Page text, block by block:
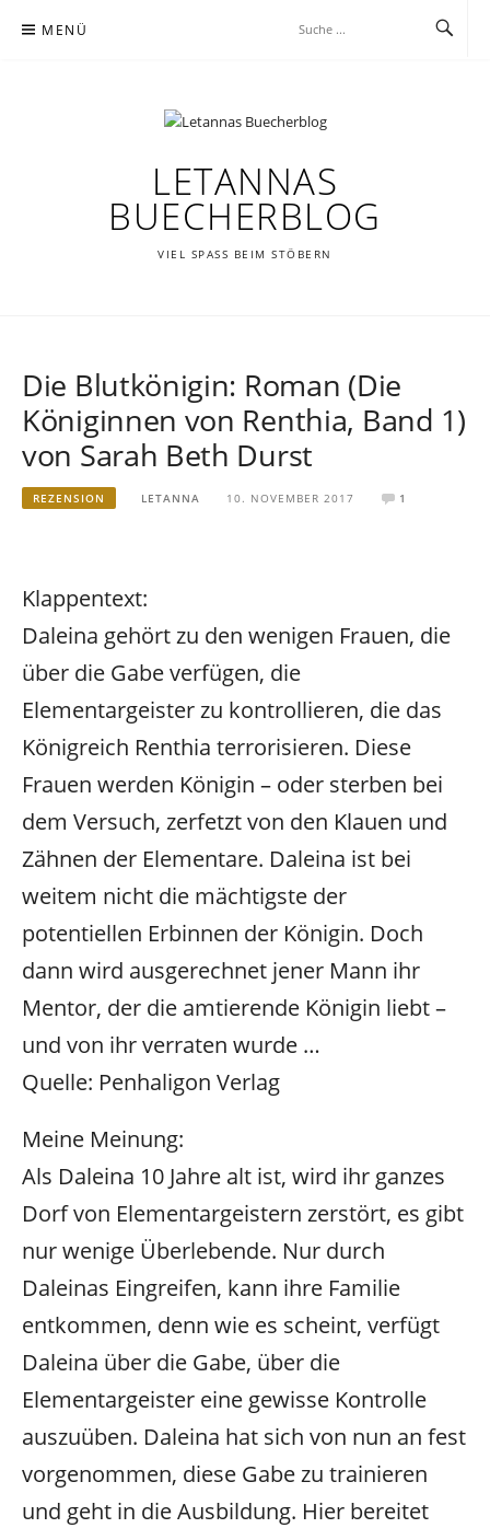
Inhalt MENÜ
LETANNAS
BUECHERBLOG
VIEL SPASS BEIM STÖBERN
Die Blutkönigin: Roman (Die
Königinnen von Renthia, Band 1)
von Sarah Beth Durst
REZENSION LETANNA 10. NOVEMBER 2017 1
Klappentext:
Daleina gehört zu den wenigen Frauen, die
über die Gabe verfügen, die
Elementargeister zu kontrollieren, die das
Königreich Renthia terrorisieren. Diese
Frauen werden Königin – oder sterben bei
dem Versuch, zerfetzt von den Klauen und
Zähnen der Elementare. Daleina ist bei
weitem nicht die mächtigste der
potentiellen Erbinnen der Königin. Doch
dann wird ausgerechnet jener Mann ihr
Mentor, der die amtierende Königin liebt –
und von ihr verraten wurde …
Quelle: Penhaligon Verlag
Meine Meinung:
Als Daleina 10 Jahre alt ist, wird ihr ganzes
Dorf von Elementargeistern zerstört, es gibt
nur wenige Überlebende. Nur durch
Daleinas Eingreifen, kann ihre Familie
entkommen, denn wie es scheint, verfügt
Daleina über die Gabe, über die
Elementargeister eine gewisse Kontrolle
auszuüben. Daleina hat sich von nun an fest
vorgenommen, diese Gabe zu trainieren
und geht in die Ausbildung. Hier bereitet